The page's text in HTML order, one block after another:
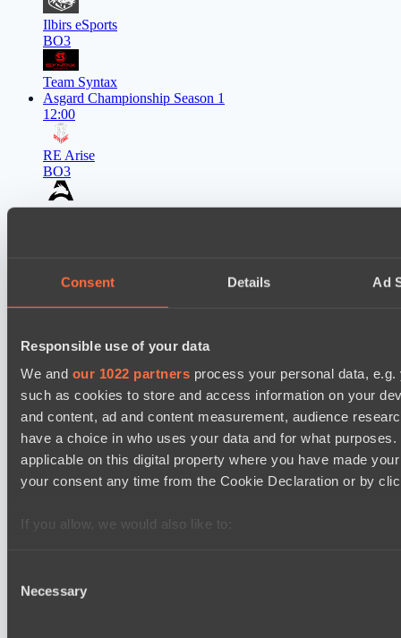
Consent Details Ad
Responsible use of your data
We and our 1022 partners process your personal data,
such as cookies to store and access information on your
and content, ad and content measurement, audience
have a choice in who uses your data and for what
applicable on this digital property where you have made
your consent any time from the Cookie Declaration or by
If you allow, we would also like to:
Identify your device by actively scanning it for
Selection
Necessary
Ilbirs eSports
BO3
Team Syntax
Asgard Championship Season 1
12:00
RE Arise
BO3
Team Spirit Academy
Power Rangers
BO3
Team Jenz
15:00
FTS
BO3
EPL Masters I